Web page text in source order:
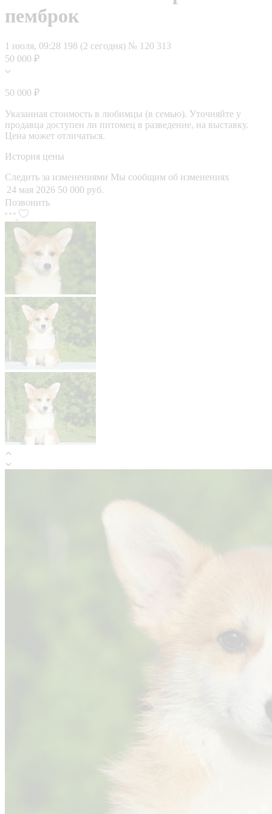
пемброк
1 июля, 09:28 198 (2 сегодня) № 120 313
50 000 ₽
50 000 ₽
Указанная стоимость в любимцы (в семью). Уточняйте у
продавца доступен ли питомец в разведение, на выставку.
Цена может отличаться.
История цены
Следить за изменениями Мы сообщим об изменениях
24 мая 2026 50 000 руб.
Позвонить